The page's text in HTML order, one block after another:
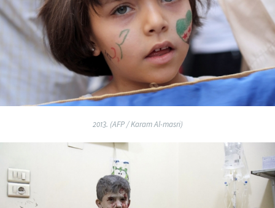
2013. (AFP / Karam Al-masri)